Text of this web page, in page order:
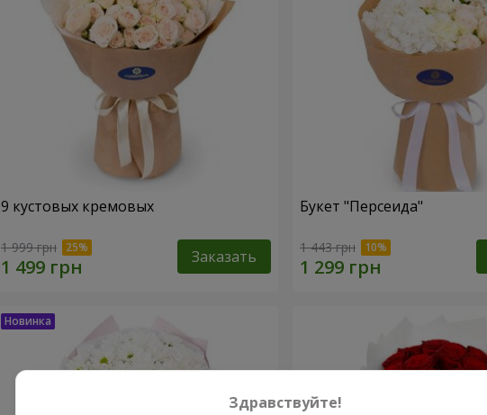
9 кустовых кремовых
1 999 грн Заказать
Букет "Персеида"
1 443 грн
Здравствуйте!